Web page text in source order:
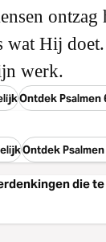
ontzag
wat Hij
werk.
Ontdek Psalmen
Ontdek
die